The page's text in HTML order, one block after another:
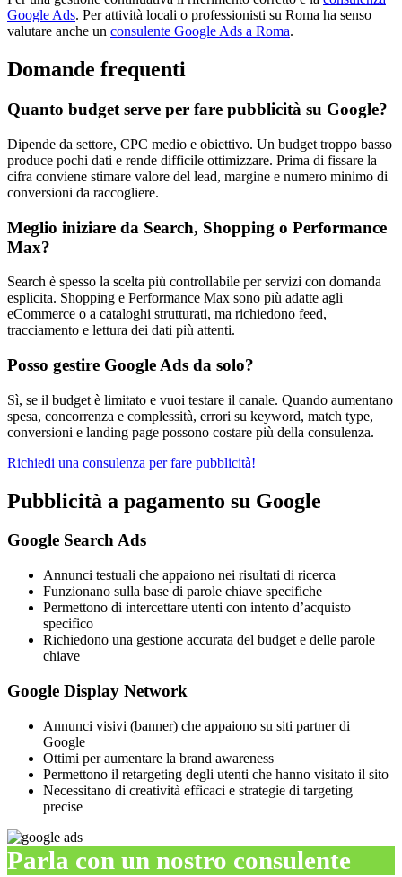
Google Ads. Per attività locali o professionisti su Roma ha senso
valutare anche un consulente Google Ads a Roma.
Domande frequenti
Quanto budget serve per fare pubblicità su Google?
Dipende da settore, CPC medio e obiettivo. Un budget troppo basso
produce pochi dati e rende difficile ottimizzare. Prima di fissare la
cifra conviene stimare valore del lead, margine e numero minimo di
conversioni da raccogliere.
Meglio iniziare da Search, Shopping o Performance
Max?
Search è spesso la scelta più controllabile per servizi con domanda
esplicita. Shopping e Performance Max sono più adatte agli
eCommerce o a cataloghi strutturati, ma richiedono feed,
tracciamento e lettura dei dati più attenti.
Posso gestire Google Ads da solo?
Sì, se il budget è limitato e vuoi testare il canale. Quando aumentano
spesa, concorrenza e complessità, errori su keyword, match type,
conversioni e landing page possono costare più della consulenza.
Richiedi una consulenza per fare pubblicità!
Pubblicità a pagamento su Google
Google Search Ads
Annunci testuali che appaiono nei risultati di ricerca
Funzionano sulla base di parole chiave specifiche
Permettono di intercettare utenti con intento d’acquisto
specifico
Richiedono una gestione accurata del budget e delle parole
chiave
Google Display Network
Annunci visivi (banner) che appaiono su siti partner di
Google
Ottimi per aumentare la brand awareness
Permettono il retargeting degli utenti che hanno visitato il sito
Necessitano di creatività efficaci e strategie di targeting
precise
Parla con un nostro consulente